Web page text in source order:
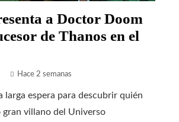
a Doctor Doom
de Thanos en el
Hace 2 semanas
larga espera para descubrir quién
gran villano del Universo